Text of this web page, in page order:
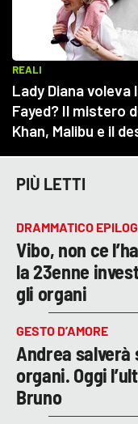
PIÙ LETTI
DRAMMATICO
Vibo, non ce
la 23enne
gli organi
GESTO D’AMORE
Andrea
organi. Oggi
Bruno